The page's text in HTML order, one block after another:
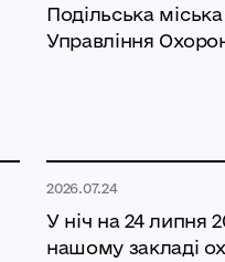
Подільська
Управління
2026.07.24
У ніч на 24 липня
нашому закладі